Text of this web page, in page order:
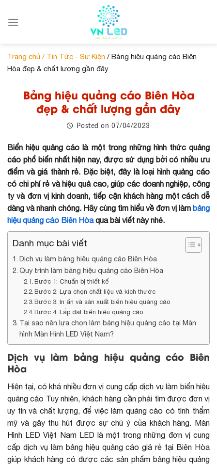
Trang chủ / Tin Tức - Sự Kiện / Bảng hiệu quảng cáo Biên
Hòa đẹp & chất lượng gần đây
Bảng hiệu quảng cáo Biên Hòa
đẹp & chất lượng gần đây
Posted on07/04/2023
Biển hiệu quảng cáo là một trong những hình thức quảng
cáo phổ biến nhất hiện nay, được sử dụng bởi có nhiều ưu
điểm và giá thành rẻ. Đặc biệt, đây là loại hình quảng cáo
có chi phí rẻ và hiệu quả cao, giúp các doanh nghiệp, công
ty và đơn vị kinh doanh, tiếp cận khách hàng một cách dễ
dàng và nhanh chóng. Hãy cùng tìm hiểu về đơn vị làm bảng
hiệu quảng cáo Biên Hòaqua bài viết này nhé.
Danh mục bài viết
Dịch vụ làm bảng hiệu quảng cáo Biên Hòa
Quy trình làm bảng hiệu quảng cáo Biên Hòa
Bước 1: Chuẩn bị thiết kế
Bước 2: Lựa chọn chất liệu và kích thước
Bước 3: In ấn và sản xuất biển hiệu quảng cáo
Bước 4: Lắp đặt biển hiệu quảng cáo
Tại sao nên lựa chọn làm bảng hiệu quảng cáo tại Màn
hình Màn Hình LED Việt Nam?
Dịch vụ làm bảng hiệu quảng cáo Biên
Hòa
Hiện tại, có khá nhiều đơn vị cung cấp dịch vụ làm biển hiệu
quảng cáo Tuy nhiên, khách hàng cần phải tìm được đơn vị
uy tín và chất lượng, để việc làm quảng cáo có tính thẩm
mỹ và gây thu hút được sự chú ý của khách hàng. Màn
Hình LED Việt Nam LED là một trong những đơn vị cung
cấp dịch vụ làm bảng hiệu quảng cáo giá rẻ tại Biên Hòa
giúp khách hàng có được các sản phẩm bảng hiệu quảng